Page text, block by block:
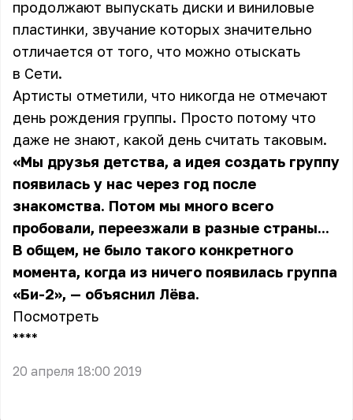
продолжают выпускать диски и виниловые
пластинки, звучание которых значительно
отличается от того, что можно отыскать
в Сети.
Артисты отметили, что никогда не отмечают
день рождения группы. Просто потому что
даже не знают, какой день считать таковым.
«Мы друзья детства, а идея создать группу
появилась у нас через год после
знакомства. Потом мы много всего
пробовали, переезжали в разные страны...
В общем, не было такого конкретного
момента, когда из ничего появилась группа
«Би-2», — объяснил Лёва.
Посмотреть
** **
20 апреля 18:00 2019